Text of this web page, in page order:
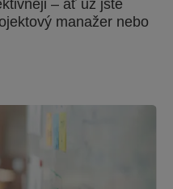
– ať už jste
manažer nebo